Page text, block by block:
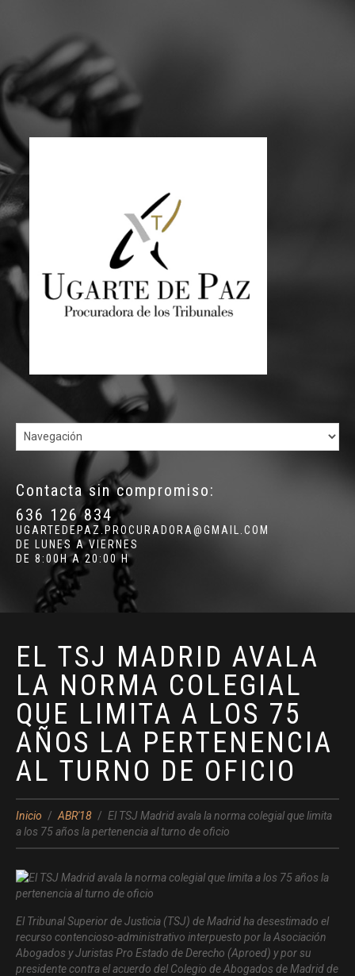
Contacta sin compromiso:
636 126 834
UGARTEDEPAZ.PROCURADORA@GMAIL.COM
DE LUNES A VIERNES
DE 8:00H A 20:00 H
EL TSJ MADRID AVALA
LA NORMA COLEGIAL
QUE LIMITA A LOS 75
AÑOS LA PERTENENCIA
AL TURNO DE OFICIO
Inicio ABR'18
El TSJ Madrid avala la norma colegial que limita
a los 75 años la pertenencia al turno de oficio
El Tribunal Superior de Justicia (TSJ) de Madrid ha desestimado el
recurso contencioso-administrativo interpuesto por la Asociación
Abogados y Juristas Pro Estado de Derecho (Aproed) y por su
presidente contra el acuerdo del Colegio de Abogados de Madrid de